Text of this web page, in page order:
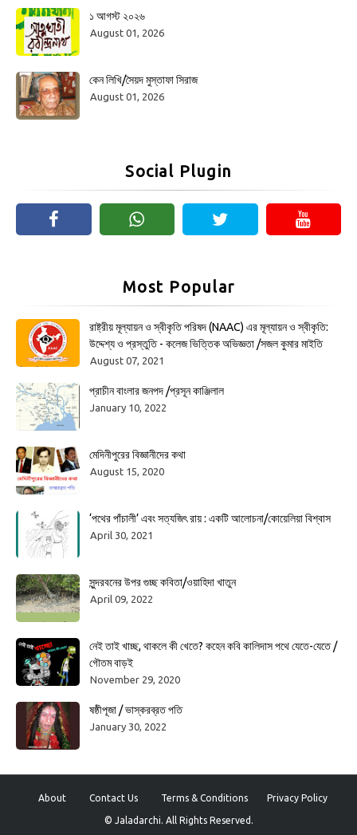
১ আগস্ট ২০২৬
August 01, 2026
কেন লিখি/সৈয়দ মুস্তাফা সিরাজ
August 01, 2026
Social Plugin
Most Popular
রাষ্ট্রীয় মূল্যায়ন ও স্বীকৃতি পরিষদ (NAAC) এর মূল্যায়ন ও স্বীকৃতি:
উদ্দেশ্য ও প্রস্তুতি - কলেজ ভিত্তিক অভিজ্ঞতা /সজল কুমার মাইতি
August 07, 2021
প্রাচীন বাংলার জনপদ /প্রসূন কাঞ্জিলাল
January 10, 2022
মেদিনীপুরের বিজ্ঞানীদের কথা
August 15, 2020
‘পথের পাঁচালী’ এবং সত্যজিৎ রায় : একটি আলোচনা/কোয়েলিয়া বিশ্বাস
April 30, 2021
সুন্দরবনের উপর গুচ্ছ কবিতা/ওয়াহিদা খাতুন
April 09, 2022
নেই তাই খাচ্ছ, থাকলে কী খেতে? কহেন কবি কালিদাস পথে যেতে-যেতে /
গৌতম বাড়ই
November 29, 2020
ষষ্ঠীপূজা / ভাস্করব্রত পতি
January 30, 2022
About Contact Us Terms & Conditions Privacy Policy
© Jaladarchi. All Rights Reserved.